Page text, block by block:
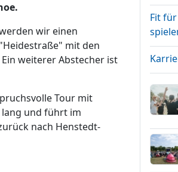
wir einen
mit den
weiterer Abstecher ist
Tour mit
lang und führt im
nach Henstedt-
Fit